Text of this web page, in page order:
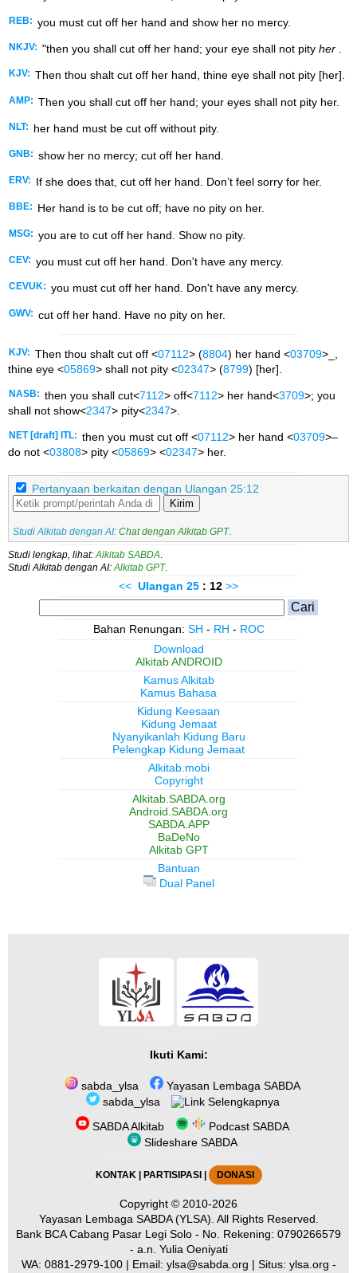
REB: you must cut off her hand and show her no mercy.
NKJV: "then you shall cut off her hand; your eye shall not pity her
KJV: Then thou shalt cut off her hand, thine eye shall not pity [her].
AMP: Then you shall cut off her hand; your eyes shall not pity her.
NLT: her hand must be cut off without pity.
GNB: show her no mercy; cut off her hand.
ERV: If she does that, cut off her hand. Don’t feel sorry for her.
BBE: Her hand is to be cut off; have no pity on her.
MSG: you are to cut off her hand. Show no pity.
CEV: you must cut off her hand. Don't have any mercy.
CEVUK: you must cut off her hand. Don't have any mercy.
GWV: cut off her hand. Have no pity on her.
KJV: Then thou shalt cut off <07112> (8804) her hand <03709>_,
thine eye <05869> shall not pity <02347> (8799) [her].
NASB: then you shall cut<7112> off<7112> her hand<3709>; you
shall not show<2347> pity<2347>.
NET [draft] ITL: then you must cut off <07112> her hand <03709>–
do not <03808> pity <05869> <02347> her.
Pertanyaan berkaitan dengan Ulangan 25:12
Kirim
Studi Alkitab dengan AI: Chat dengan Alkitab GPT.
Studi lengkap, lihat: Alkitab SABDA
Studi Alkitab dengan AI: Alkitab GPT.
<< Ulangan 25 : 12 >>
Bahan Renungan: SH - RH - ROC
Download
Alkitab ANDROID
Kamus Alkitab
Kamus Bahasa
Kidung Keesaan
Kidung Jemaat
Nyanyikanlah Kidung Baru
Pelengkap Kidung Jemaat
Alkitab.mobi
Copyright
Alkitab.SABDA.org
Android.SABDA.org
SABDA.APP
BaDeNo
Alkitab GPT
Bantuan
Dual Panel
Ikuti Kami:
sabda_ylsa
Yayasan Lembaga SABDA
sabda_ylsa
Selengkapnya
SABDA Alkitab
Podcast SABDA
Slideshare SABDA
KONTAK | PARTISIPASI| DONASI
Copyright © 2010-2026
Yayasan Lembaga SABDA (YLSA). All Rights Reserved.
Bank BCA Cabang Pasar Legi Solo - No. Rekening: 0790266579
- a.n. Yulia Oeniyati
WA: 0881-2979-100| Email: ylsa@sabda.org | Situs: ylsa.org -